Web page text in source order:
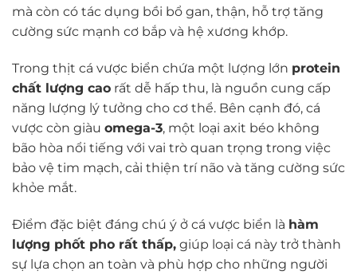
mà còn có tác dụng bồi bổ gan, thận, hỗ trợ tăng
cường sức mạnh cơ bắp và hệ xương khớp.
Trong thịt cá vược biển chứa một lượng lớn protein
chất lượng cao rất dễ hấp thu, là nguồn cung cấp
năng lượng lý tưởng cho cơ thể. Bên cạnh đó, cá
vược còn giàu omega-3, một loại axit béo không
bão hòa nổi tiếng với vai trò quan trọng trong việc
bảo vệ tim mạch, cải thiện trí não và tăng cường sức
khỏe mắt.
Điểm đặc biệt đáng chú ý ở cá vược biển là hàm
lượng phốt pho rất thấp, giúp loại cá này trở thành
sự lựa chọn an toàn và phù hợp cho những người